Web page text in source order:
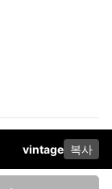
vintage 복사
자 정보다운로드